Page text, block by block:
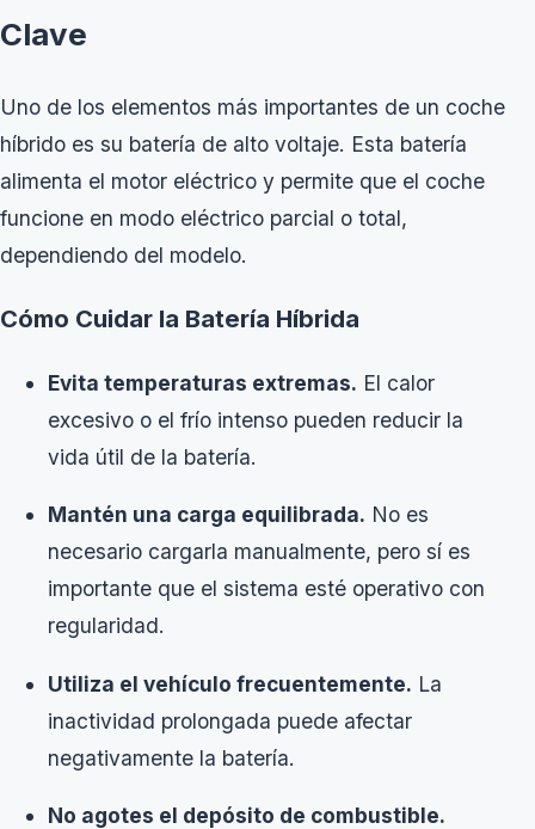
Clave
Uno de los elementos más importantes de un coche
híbrido es su batería de alto voltaje. Esta batería
alimenta el motor eléctrico y permite que el coche
funcione en modo eléctrico parcial o total,
dependiendo del modelo.
Cómo Cuidar la Batería Híbrida
Evita temperaturas extremas. El calor
excesivo o el frío intenso pueden reducir la
vida útil de la batería.
Mantén una carga equilibrada. No es
necesario cargarla manualmente, pero sí es
importante que el sistema esté operativo con
regularidad.
Utiliza el vehículo frecuentemente. La
inactividad prolongada puede afectar
negativamente la batería.
No agotes el depósito de combustible.